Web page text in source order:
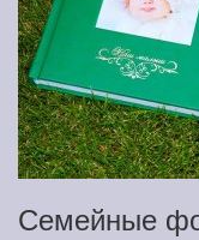
Семейные